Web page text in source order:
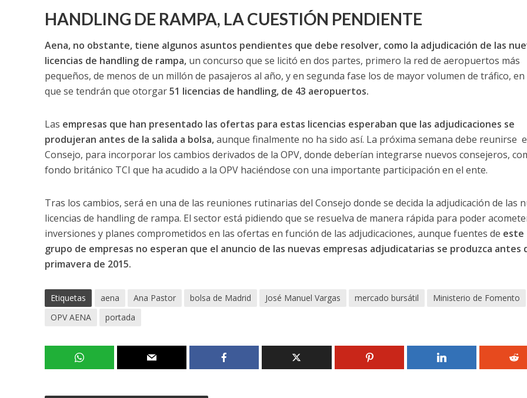
HANDLING DE RAMPA, LA CUESTIÓN PENDIENTE
Aena, no obstante, tiene algunos asuntos pendientes que debe resolver, como la adjudicación de las
licencias de handling de rampa,un concurso que se licitó en dos partes, primero la red de aeropuertos más
pequeños, de menos de un millón de pasajeros al año, y en segunda fase los de mayor volumen de tráfico, en
que se tendrán que otorgar51 licencias de handling, de 43 aeropuertos.
Las empresas que han presentado las ofertas para estas licencias esperaban que las adjudicaciones se
produjeran antes de la salida a bolsa,aunque finalmente no ha sido así. La próxima semana debe reunirse
Consejo, para incorporar los cambios derivados de la OPV, donde deberían integrarse nuevos consejeros,
fondo británico TCI que ha acudido a la OPV haciéndose con una importante participación en el ente.
Tras los cambios, será en una de las reuniones rutinarias del Consejo donde se decida la adjudicación de las
licencias de handling de rampa. El sector está pidiendo que se resuelva de manera rápida para poder
inversiones y planes comprometidos en las ofertas en función de las adjudicaciones, aunque fuentes de este
grupo de empresas no esperan que el anuncio de las nuevas empresas adjudicatarias se produzca antes
primavera de 2015.
Etiquetas aena Ana Pastor bolsa de Madrid José Manuel Vargas mercado bursátil
Ministerio de Fomento
OPV AENA
portada